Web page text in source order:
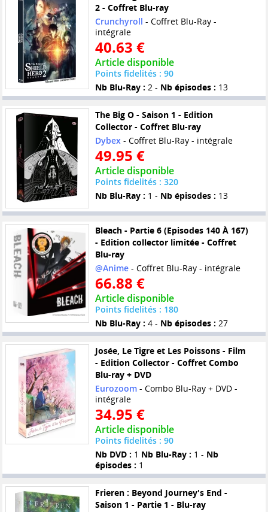
2 - Coffret Blu-ray
Crunchyroll - Coffret Blu-Ray -
intégrale
40.63 €
Article disponible
Points fidelités : 90
Nb Blu-Ray : 2 - Nb épisodes : 13
The Big O - Saison 1 - Edition
Collector - Coffret Blu-ray
Dybex- Coffret Blu-Ray - intégrale
49.95 €
Article disponible
Points fidelités : 320
Nb Blu-Ray : 1 - Nb épisodes : 13
Bleach - Partie 6 (Episodes 140 À 167)
- Edition collector limitée - Coffret
Blu-ray
@Anime- Coffret Blu-Ray - intégrale
66.88 €
Article disponible
Points fidelités : 180
Nb Blu-Ray : 4 - Nb épisodes : 27
Josée, Le Tigre et Les Poissons - Film
- Edition Collector - Coffret Combo
Blu-ray + DVD
Eurozoom- Combo Blu-Ray + DVD -
intégrale
34.95 €
Article disponible
Points fidelités : 90
Nb DVD : 1 Nb Blu-Ray : 1 - Nb
épisodes : 1
Frieren : Beyond Journey's End -
Saison 1 - Partie 1 - Blu-ray